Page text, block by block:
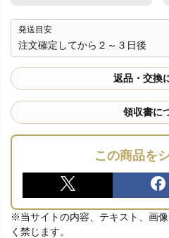
発送目安
注文確定してから２～３日後
返品・交換
領収書に
この商品を
※当サイトの内容、テキスト、画
く禁じます。